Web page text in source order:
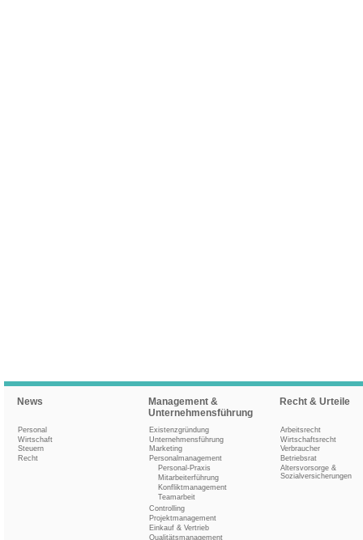
News
Personal
Wirtschaft
Steuern
Recht
Management &
Unternehmensführung
Existenzgründung
Unternehmensführung
Marketing
Personalmanagement
Personal-Praxis
Mitarbeiterführung
Konfliktmanagement
Teamarbeit
Controlling
Projektmanagement
Einkauf & Vertrieb
Qualitätsmanagement
Recht & Urteile
Arbeitsrecht
Wirtschaftsrecht
Verbraucher
Betriebsrat
Altersvorsorge &
Sozialversicherungen